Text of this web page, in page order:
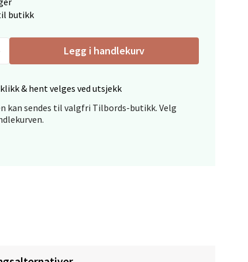
butikk
Legg i handlekurv
& hent velges ved utsjekk
kan sendes til valgfri Tilbords-butikk. Velg